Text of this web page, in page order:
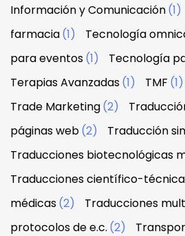
Información y Comunicación(1)
farmacia(1) Tecnología
para eventos(1) Tecnología
Terapias Avanzadas(1) TMF (1)
Trade Marketing(2)
páginas web(2) Traducción
Traducciones biotecnológicas
Traducciones científico-
médicas(2)
Traducciones
protocolos de e.c. (2)